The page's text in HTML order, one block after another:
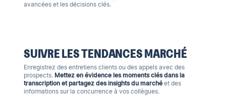
avancées et les décisions clés.
SUIVRE LES TENDANCES MARCHÉ
Enregistrez des entretiens clients ou des appels avec des
prospects. Mettez en évidence les moments clés dans la
transcription et partagez des insights du marché et des
informations sur la concurrence à vos collègues.